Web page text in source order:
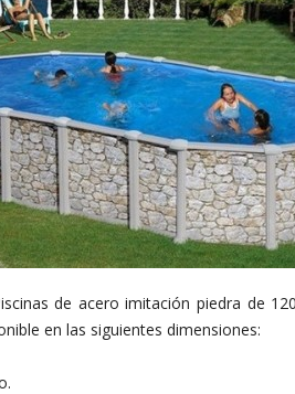
de acero imitación piedra de
en las siguientes dimensiones: